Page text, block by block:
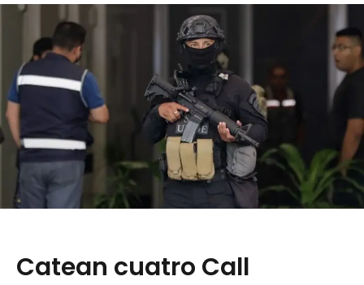
Catean cuatro Call